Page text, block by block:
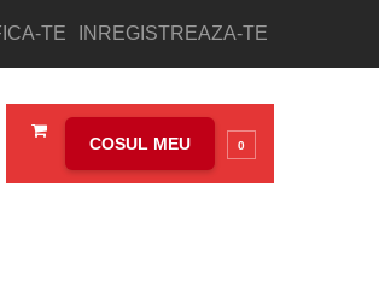
TE INREGISTREAZA-TE
COSUL MEU 0